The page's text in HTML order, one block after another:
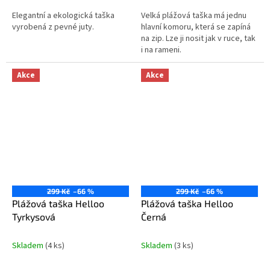
Elegantní a ekologická taška
vyrobená z pevné juty.
Velká plážová taška má jednu
hlavní komoru, která se zapíná
na zip. Lze ji nosit jak v ruce, tak
i na rameni.
Akce
299 Kč –66 %
Plážová taška Helloo
Tyrkysová
Skladem (4 ks)
Akce
299 Kč –66 %
Plážová taška Helloo
Černá
Skladem (3 ks)